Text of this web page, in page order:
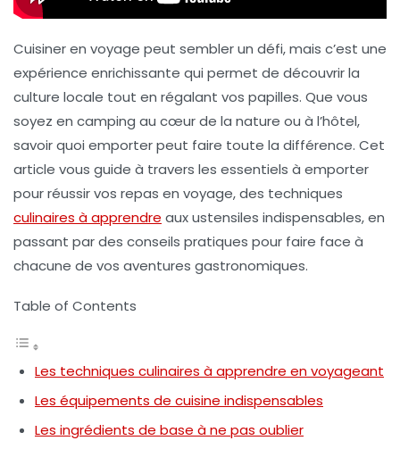
Cuisiner en voyage peut sembler un défi, mais c’est une
expérience enrichissante qui permet de découvrir la
culture locale tout en régalant vos papilles. Que vous
soyez en camping au cœur de la nature ou à l’hôtel,
savoir quoi emporter peut faire toute la différence. Cet
article vous guide à travers les essentiels à emporter
pour réussir vos repas en voyage, des techniques
culinaires à apprendre aux ustensiles indispensables, en
passant par des conseils pratiques pour faire face à
chacune de vos aventures gastronomiques.
Table of Contents
Les techniques culinaires à apprendre en voyageant
Les équipements de cuisine indispensables
Les ingrédients de base à ne pas oublier